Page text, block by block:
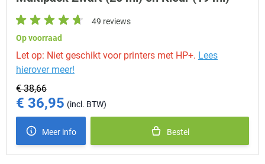
49 reviews
Op voorraad
Let op: Niet geschikt voor printers met HP+. Lees
hierover meer!
€ 38,66
Special Price
€ 36,95
Meer info Bestel